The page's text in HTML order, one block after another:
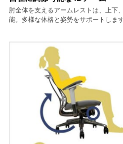
肘全体を支えるアームレストは、上下
能。多様な体格と姿勢をサポートします